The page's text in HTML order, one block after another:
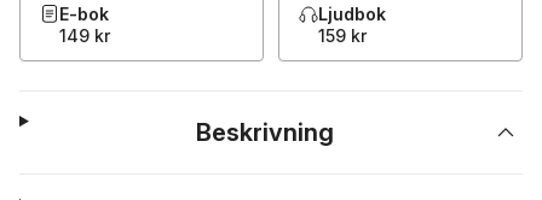
E-bok
149 kr
Ljudbok
159 kr
Beskrivning